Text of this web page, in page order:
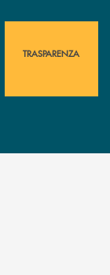
di Banca
immediata?
TRASPARENZA